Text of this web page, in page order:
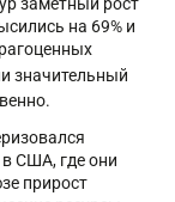
на 69% и
значительный
США, где они
прирост